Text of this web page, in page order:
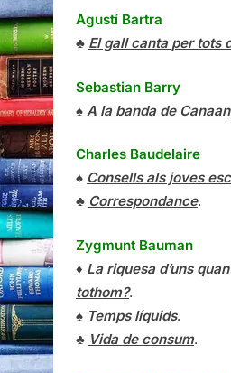
Agustí Bartra
♣ El gall canta per tots
Sebastian Barry
♠ A la banda de Canaan
Charles Baudelaire
♠ Consells als joves
♣ Correspondance.
Zygmunt Bauman
♦ La riquesa d’uns
tothom?.
♠ Temps líquids.
♣ Vida de consum.